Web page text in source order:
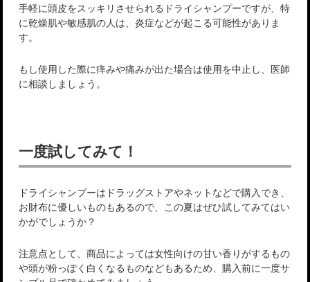
手軽に頭皮をスッキリさせられるドライシャンプーですが、特
に乾燥肌や敏感肌の人は、炎症などが起こる可能性がありま
す。
もし使用した際に痒みや痛みが出た場合は使用を中止し、医師
に相談しましょう。
一度試してみて！
ドライシャンプーはドラッグストアやネットなどで購入でき、
お財布に優しいものもあるので、この夏はぜひ試してみてはい
かがでしょうか？
注意点として、商品によっては女性向けの甘い香りがするもの
や頭が粉っぽく白くなるものなどもあるため、購入前に一度サ